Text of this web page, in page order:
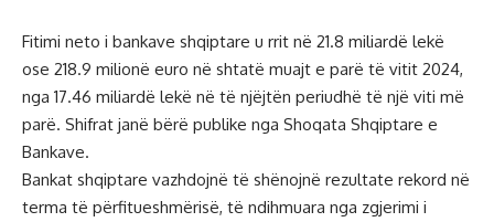
Fitimi neto i bankave shqiptare u rrit në 21.8 miliardë lekë
ose 218.9 milionë euro në shtatë muajt e parë të vitit 2024,
nga 17.46 miliardë lekë në të njëjtën periudhë të një viti më
parë. Shifrat janë bërë publike nga Shoqata Shqiptare e
Bankave.
Bankat shqiptare vazhdojnë të shënojnë rezultate rekord në
terma të përfitueshmërisë, të ndihmuara nga zgjerimi i